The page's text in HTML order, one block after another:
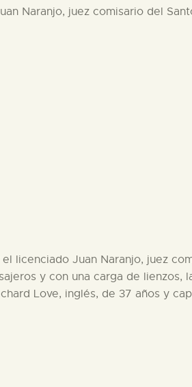
Naranjo, juez comisario del
licenciado Juan Naranjo, juez
y con una carga de lienzos,
Love, inglés, de 37 años y